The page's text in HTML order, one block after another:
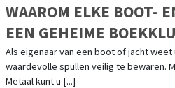
WAAROM ELKE BOOT-
EEN GEHEIME
MOET HEBBEN
Als eigenaar van een boot of jacht
waardevolle spullen veilig te bewaren.
Metaal kunt u [...]